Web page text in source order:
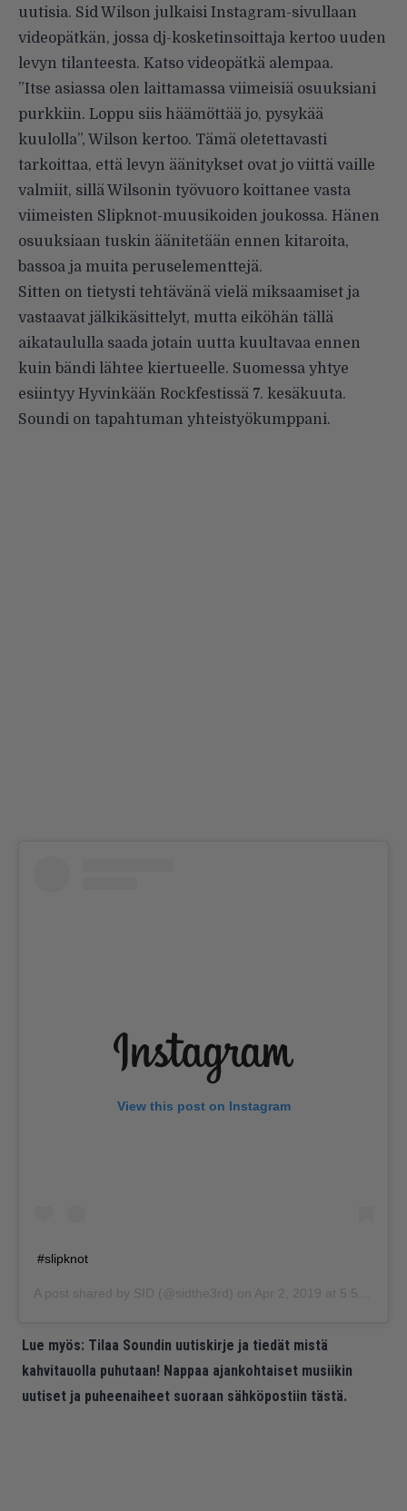
uutisia. Sid Wilson julkaisi Instagram-sivullaan
videopätkän, jossa dj-kosketinsoittaja kertoo uuden
levyn tilanteesta. Katso videopätkä alempaa.
”Itse asiassa olen laittamassa viimeisiä osuuksiani
purkkiin. Loppu siis häämöttää jo, pysykää
kuulolla”, Wilson kertoo. Tämä oletettavasti
tarkoittaa, että levyn äänitykset ovat jo viittä vaille
valmiit, sillä Wilsonin työvuoro koittanee vasta
viimeisten Slipknot-muusikoiden joukossa. Hänen
osuuksiaan tuskin äänitetään ennen kitaroita,
bassoa ja muita peruselementtejä.
Sitten on tietysti tehtävänä vielä miksaamiset ja
vastaavat jälkikäsittelyt, mutta eiköhän tällä
aikataululla saada jotain uutta kuultavaa ennen
kuin bändi lähtee kiertueelle. Suomessa yhtye
esiintyy Hyvinkään Rockfestissä 7. kesäkuuta.
Soundi on tapahtuman yhteistyökumppani.
View this post on Instagram
#slipknot
A post shared by SID (@sidthe3rd) on Apr 2, 2019 at 5:55pm PDT
Lue myös: Tilaa Soundin uutiskirje ja tiedät mistä
kahvitauolla puhutaan! Nappaa ajankohtaiset musiikin
uutiset ja puheenaiheet suoraan sähköpostiin tästä.